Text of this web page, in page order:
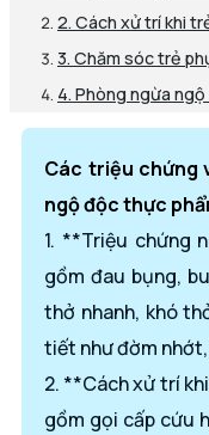
2. Cách xử trí khi
3. Chăm sóc trẻ
4. Phòng ngừa
Các triệu chứng
ngộ độc thực
1. **Triệu chứng
gồm đau bụng,
thở nhanh, khó
tiết như đờm
2. **Cách xử trí
gồm gọi cấp cứu